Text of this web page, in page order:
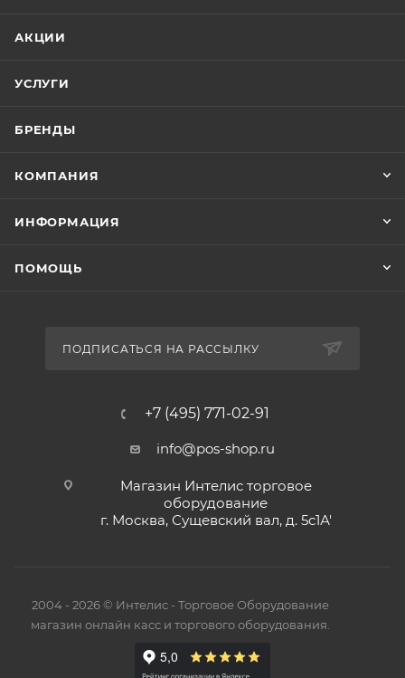
АКЦИИ
УСЛУГИ
БРЕНДЫ
КОМПАНИЯ
ИНФОРМАЦИЯ
ПОМОЩЬ
ПОДПИСАТЬСЯ НА РАССЫЛКУ
+7 (495) 771-02-91
info@pos-shop.ru
Магазин Интелис торговое
оборудование
г. Москва, Сущевский вал, д. 5с1А'
2004 - 2026 © Интелис - Торговое Оборудование
магазин онлайн касс и торгового оборудования.